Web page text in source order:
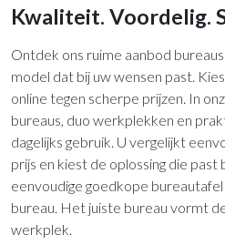
Kwaliteit. Voordelig.
Ontdek ons ruime aanbod
model dat bij uw wensen past.
online tegen scherpe prijzen. In
bureaus, duo werkplekken en
dagelijks gebruik. U vergelijkt
prijs en kiest de oplossing die past
eenvoudige goedkope
bureau. Het juiste bureau vormt
werkplek.